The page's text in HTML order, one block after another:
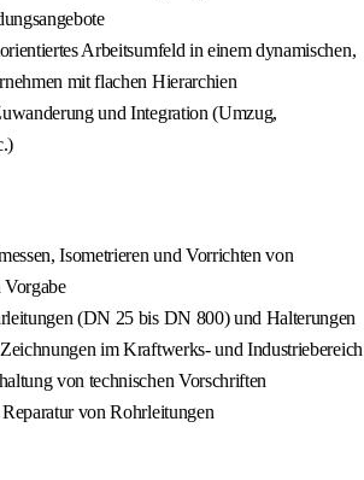
Arbeitsumfeld in einem dynamischen,
mit flachen Hierarchien
und Integration (Umzug,
Isometrieren und Vorrichten von
(DN 25 bis DN 800) und Halterungen
im Kraftwerks- und Industriebereich
von technischen Vorschriften
von Rohrleitungen